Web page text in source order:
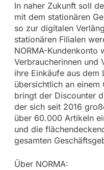
In naher Zukunft soll
mit dem stationären
so zur digitalen
stationären Filialen
NORMA-Kundenkonto
Verbraucherinnen und
ihre Einkäufe aus dem
übersichtlich an
bringt der Discounter
der sich seit 2016
über 60.000 Artikeln
und die
gesamten
Über NORMA: